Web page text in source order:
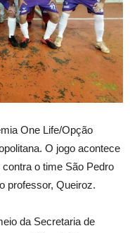
One Life/Opção
O jogo acontece
o time São Pedro
professor, Queiroz.
da Secretaria de